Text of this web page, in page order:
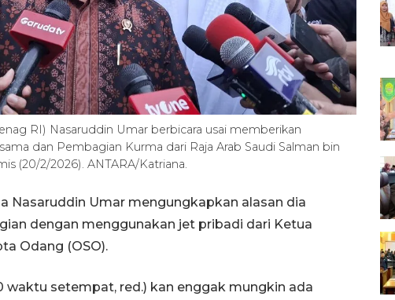
RI) Nasaruddin Umar berbicara usai memberikan
dan Pembagian Kurma dari Raja Arab Saudi Salman bin
(20/2/2026). ANTARA/Katriana.
Nasaruddin Umar mengungkapkan alasan dia
dengan menggunakan jet pribadi dari Ketua
Odang (OSO).
waktu setempat, red.) kan enggak mungkin ada